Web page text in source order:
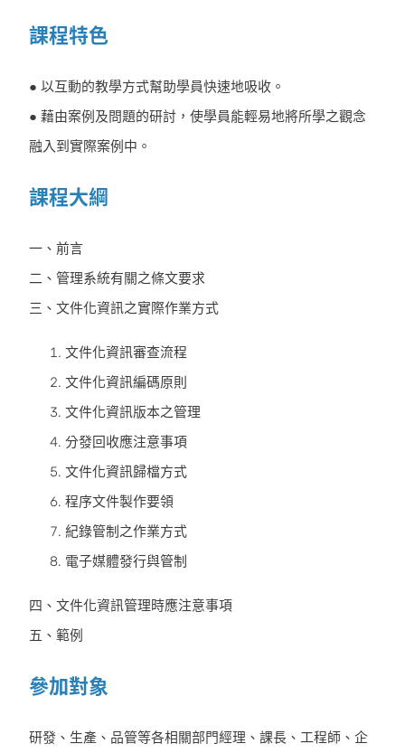
課程特色
● 以互動的教學方式幫助學員快速地吸收。
● 藉由案例及問題的研討，使學員能輕易地將所學之觀念
融入到實際案例中。
課程大綱
一、前言
二、管理系統有關之條文要求
三、文件化資訊之實際作業方式
文件化資訊審查流程
文件化資訊編碼原則
文件化資訊版本之管理
分發回收應注意事項
文件化資訊歸檔方式
程序文件製作要領
紀錄管制之作業方式
電子媒體發行與管制
四、文件化資訊管理時應注意事項
五、範例
參加對象
研發、生產、品管等各相關部門經理、課長、工程師、企